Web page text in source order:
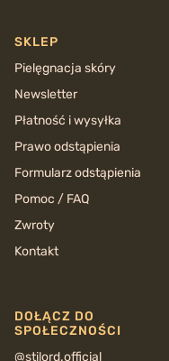
SKLEP
Pielęgnacja skóry
Newsletter
Płatność i wysyłka
Prawo odstąpienia
Formularz odstąpienia
Pomoc / FAQ
Zwroty
Kontakt
DOŁĄCZ DO
SPOŁECZNOŚCI
@stilord.official